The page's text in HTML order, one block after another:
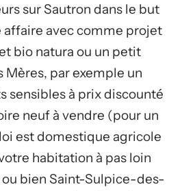
sur Sautron dans le but
affaire avec comme projet
bio natura ou un petit
Mères, par exemple un
sensibles à prix discounté
neuf à vendre (pour un
est domestique agricole
habitation à pas loin
ou bien Saint-Sulpice-des-